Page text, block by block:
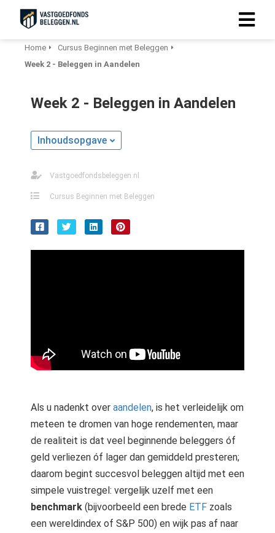
Home
Cursus Beginnen met Beleggen
Week 2 - Beleggen in Aandelen
Week 2 - Beleggen in Aandelen
Inhoudsopgave
Vastgoedfondsbeleggen.nl
Cursus Beginnen met Beleggen
Als u nadenkt over aandelen, is het verleidelijk om
meteen te dromen van hoge rendementen, maar
de realiteit is dat veel beginnende beleggers óf
geld verliezen óf lager dan gemiddeld presteren;
daarom begint succesvol beleggen altijd met een
simpele vuistregel: vergelijk uzelf met een
benchmark (bijvoorbeeld een brede ETF zoals
een wereldindex of S&P 500) en wijk pas af naar